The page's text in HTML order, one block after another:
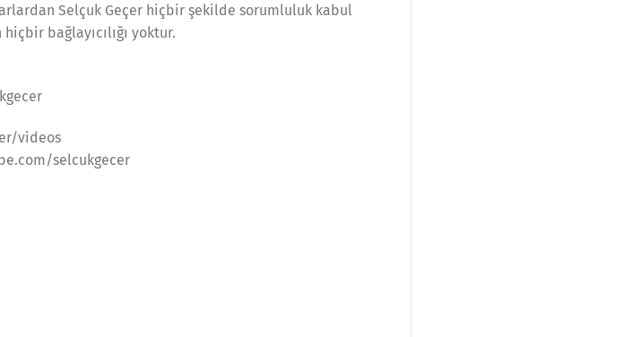
Selçuk Geçer hiçbir şekilde sorumluluk kabul
bağlayıcılığı yoktur.
videos
selcukgecer